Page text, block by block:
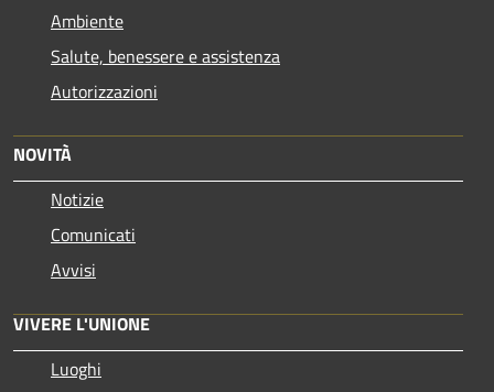
Ambiente
Salute, benessere e assistenza
Autorizzazioni
NOVITÀ
Notizie
Comunicati
Avvisi
VIVERE L'UNIONE
Luoghi